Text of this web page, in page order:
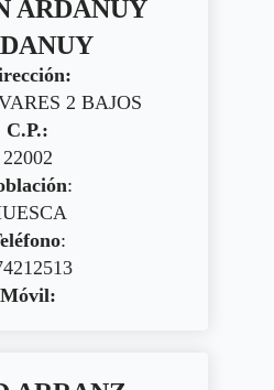
ARDANUY
2 BAJOS
C.P.:
22002
:
:
Móvil: